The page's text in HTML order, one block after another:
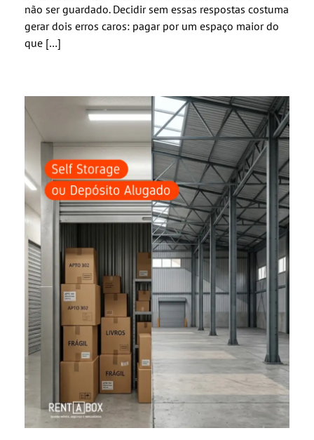
não ser guardado. Decidir sem essas respostas costuma
gerar dois erros caros: pagar por um espaço maior do
que […]